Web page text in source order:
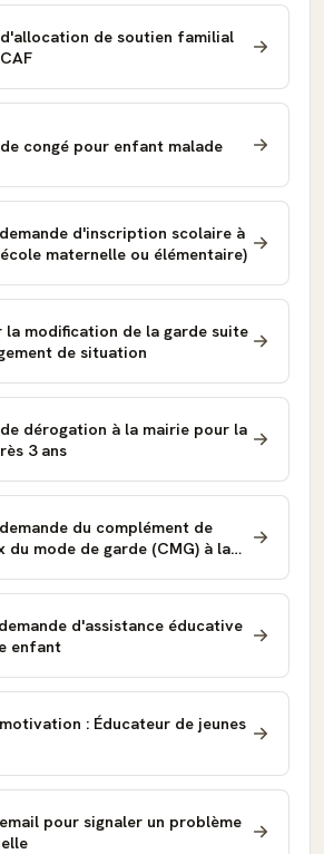
d'allocation de soutien familial
congé pour enfant malade
d'inscription scolaire à
maternelle ou élémentaire)
la modification de la garde suite
de situation
dérogation à la mairie pour la
3 ans
du complément de
du mode de garde (CMG) à la
d'assistance éducative
enfant
: Éducateur de jeunes
pour signaler un problème